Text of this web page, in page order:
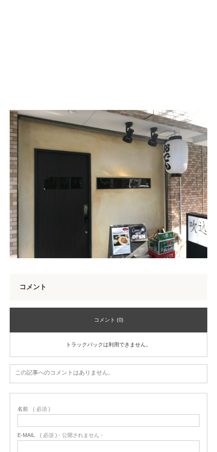
コメント
コメント (0)
トラックバックは利用できません。
この記事へのコメントはありません。
名前 ( 必須 )
E-MAIL ( 必須 ) - 公開されません -